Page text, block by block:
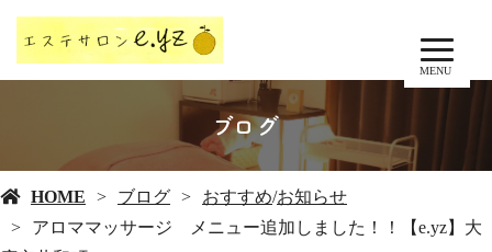
MENU
ブログ
HOME ブログ おすすめ/お知らせ
アロママッサージ メニュー追加しました！！【e.yz】大